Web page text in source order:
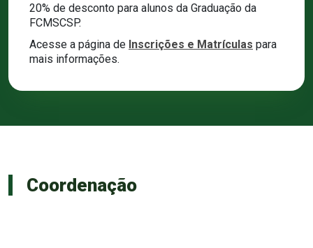
20% de desconto para alunos da Graduação da
FCMSCSP.
Acesse a página de Inscrições e Matrículas para
mais informações.
Coordenação